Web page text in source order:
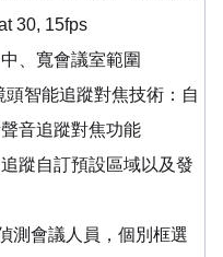
30, 15fps
、寬會議室範圍
智能追蹤對焦技術：自
音追蹤對焦功能
蹤自訂預設區域以及發
測會議人員，個別框選